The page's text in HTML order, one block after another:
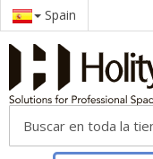
Spain